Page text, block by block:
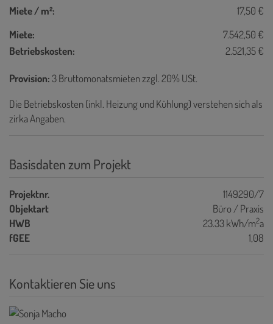
Miete / m²:
17,50 €
Miete:
7.542,50 €
Betriebskosten:
2.521,35 €
Provision:3 Bruttomonatsmieten zzgl. 20% USt.
Die Betriebskosten (inkl. Heizung und Kühlung) verstehen sich als
zirka Angaben.
Basisdaten zum Projekt
Projektnr.
1149290/7
Objektart
Büro / Praxis
HWB
23.33 kWh/m2a
fGEE
1,08
Kontaktieren Sie uns